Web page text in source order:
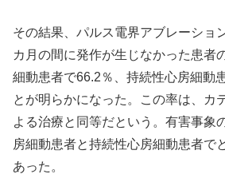
その結果、パルス電界アブレーショ
カ月の間に発作が生じなかった患者
細動患者で66.2％、持続性心房細動
とが明らかになった。この率は、カ
よる治療と同等だという。有害事象
房細動患者と持続性心房細動患者で
あった。